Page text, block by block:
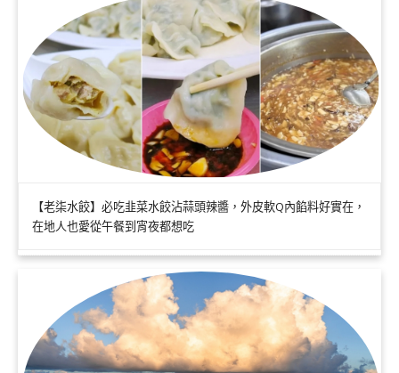
【老柒水餃】必吃韭菜水餃沾蒜頭辣醬，外皮軟Q內餡料好實在，
在地人也愛從午餐到宵夜都想吃